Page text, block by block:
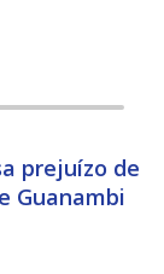
prejuízo de
Guanambi